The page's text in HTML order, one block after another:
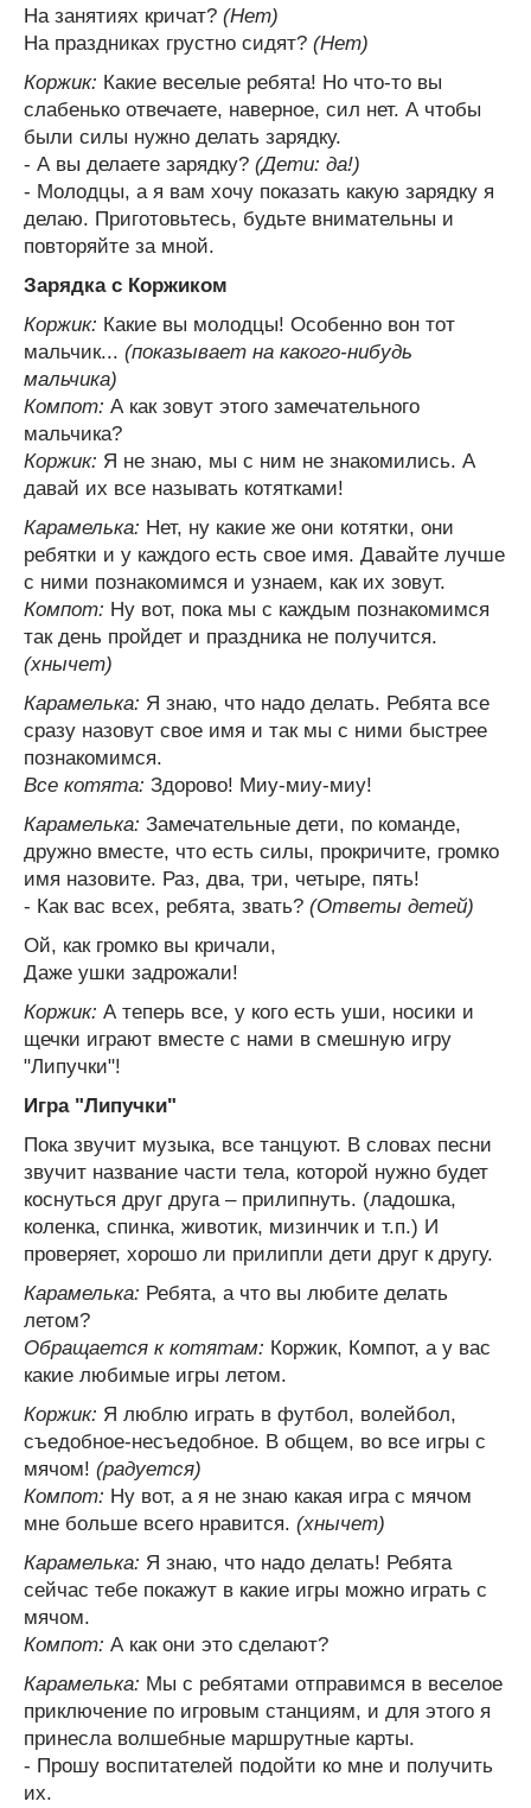
На занятиях кричат? (Нет)
На праздниках грустно сидят? (Нет)
Коржик: Какие веселые ребята! Но что-то вы
слабенько отвечаете, наверное, сил нет. А чтобы
были силы нужно делать зарядку.
- А вы делаете зарядку? (Дети: да!)
- Молодцы, а я вам хочу показать какую зарядку я
делаю. Приготовьтесь, будьте внимательны и
повторяйте за мной.
Зарядка с Коржиком
Коржик: Какие вы молодцы! Особенно вон тот
мальчик... (показывает на какого-нибудь
мальчика)
Компот: А как зовут этого замечательного
мальчика?
Коржик: Я не знаю, мы с ним не знакомились. А
давай их все называть котятками!
Карамелька: Нет, ну какие же они котятки, они
ребятки и у каждого есть свое имя. Давайте лучше
с ними познакомимся и узнаем, как их зовут.
Компот: Ну вот, пока мы с каждым познакомимся
так день пройдет и праздника не получится.
(хнычет)
Карамелька: Я знаю, что надо делать. Ребята все
сразу назовут свое имя и так мы с ними быстрее
познакомимся.
Все котята: Здорово! Миу-миу-миу!
Карамелька: Замечательные дети, по команде,
дружно вместе, что есть силы, прокричите, громко
имя назовите. Раз, два, три, четыре, пять!
- Как вас всех, ребята, звать? (Ответы детей)
Ой, как громко вы кричали,
Даже ушки задрожали!
Коржик: А теперь все, у кого есть уши, носики и
щечки играют вместе с нами в смешную игру
"Липучки"!
Игра "Липучки"
Пока звучит музыка, все танцуют. В словах песни
звучит название части тела, которой нужно будет
коснуться друг друга – прилипнуть. (ладошка,
коленка, спинка, животик, мизинчик и т.п.) И
проверяет, хорошо ли прилипли дети друг к другу.
Карамелька: Ребята, а что вы любите делать
летом?
Обращается к котятам: Коржик, Компот, а у вас
какие любимые игры летом.
Коржик: Я люблю играть в футбол, волейбол,
съедобное-несъедобное. В общем, во все игры с
мячом! (радуется)
Компот: Ну вот, а я не знаю какая игра с мячом
мне больше всего нравится. (хнычет)
Карамелька: Я знаю, что надо делать! Ребята
сейчас тебе покажут в какие игры можно играть с
мячом.
Компот: А как они это сделают?
Карамелька: Мы с ребятами отправимся в веселое
приключение по игровым станциям, и для этого я
принесла волшебные маршрутные карты.
- Прошу воспитателей подойти ко мне и получить
их.